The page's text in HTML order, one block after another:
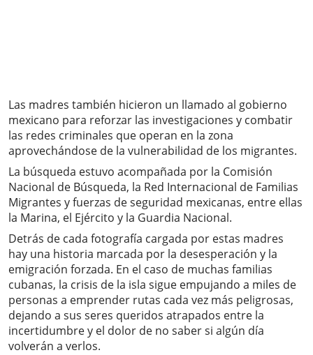
Las madres también hicieron un llamado al gobierno
mexicano para reforzar las investigaciones y combatir
las redes criminales que operan en la zona
aprovechándose de la vulnerabilidad de los migrantes.
La búsqueda estuvo acompañada por la Comisión
Nacional de Búsqueda, la Red Internacional de Familias
Migrantes y fuerzas de seguridad mexicanas, entre ellas
la Marina, el Ejército y la Guardia Nacional.
Detrás de cada fotografía cargada por estas madres
hay una historia marcada por la desesperación y la
emigración forzada. En el caso de muchas familias
cubanas, la crisis de la isla sigue empujando a miles de
personas a emprender rutas cada vez más peligrosas,
dejando a sus seres queridos atrapados entre la
incertidumbre y el dolor de no saber si algún día
volverán a verlos.